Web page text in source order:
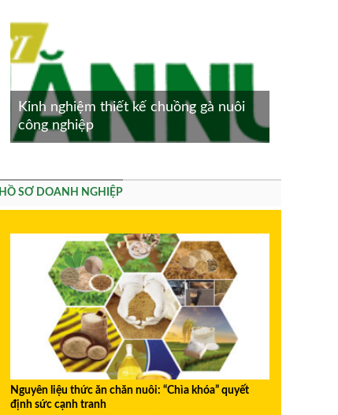
Kinh nghiệm thiết kế chuồng gà nuôi
công nghiệp
HỒ SƠ DOANH NGHIỆP
Nguyên liệu thức ăn chăn nuôi: “Chìa khóa” quyết
định sức cạnh tranh